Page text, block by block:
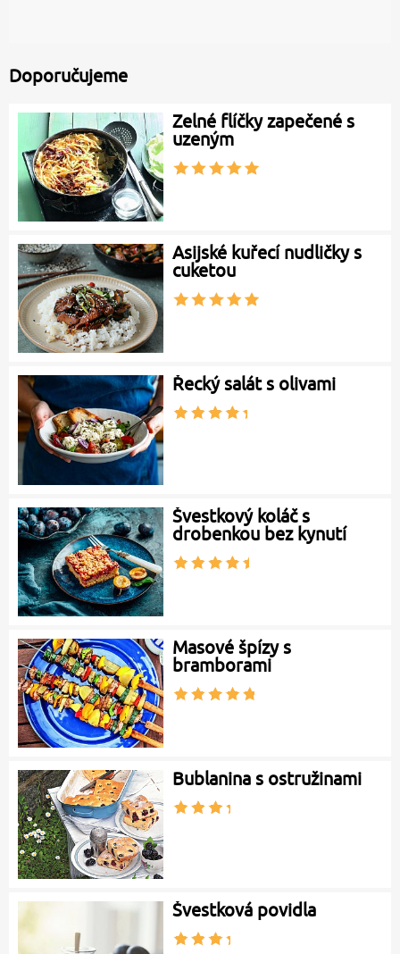
Doporučujeme
Zelné flíčky zapečené s
uzeným
Asijské kuřecí nudličky s
cuketou
Řecký salát s olivami
Švestkový koláč s
drobenkou bez kynutí
Masové špízy s
bramborami
Bublanina s ostružinami
Švestková povidla